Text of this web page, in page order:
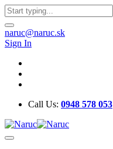
naruc@naruc.sk
Sign In
Call Us: 0948 578 053